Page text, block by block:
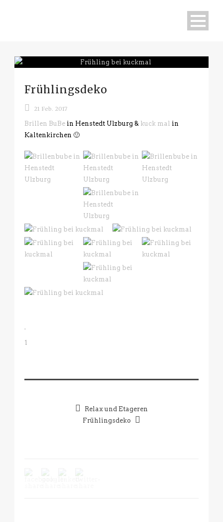
Frühlingsdeko
21 Feb. 2017
Brillen BuBe in Henstedt Ulzburg & kuck mal in
Kaltenkirchen 🙂
1
Relax und Etageren
Frühlingsdeko